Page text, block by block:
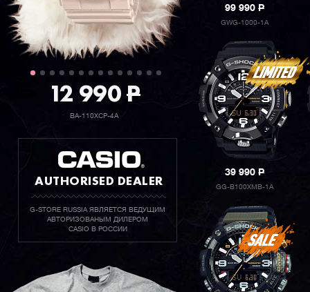
12 990P
BA-110XCP-4A
AUTHORISED DEALER
G-STORE RUSSIA ЯВЛЯЕТСЯ ВЕДУЩИМ
АВТОРИЗОВАНЫМ ДИЛЕРОМ
CASIO В РОССИИ
99 990P
GWG-1000-1A
39 990P
GG-B100XMB-1A